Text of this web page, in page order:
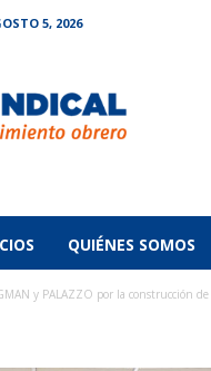
5, 2026
QUIÉNES SOMOS
y PALAZZO por la construcción